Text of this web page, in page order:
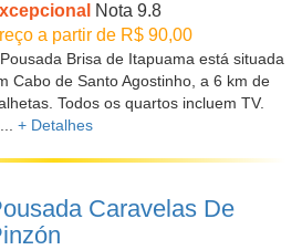
Nota 9.8
a partir de R$ 90,00
Brisa de Itapuama está situada
Cabo de Santo Agostinho, a 6 km de
Todos os quartos incluem TV.
+ Detalhes
Caravelas De